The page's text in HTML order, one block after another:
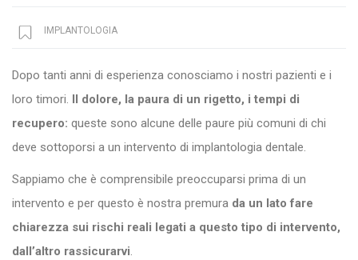
IMPLANTOLOGIA
Dopo tanti anni di esperienza conosciamo i nostri pazienti e i
loro timori. Il dolore, la paura di un rigetto, i tempi di
recupero: queste sono alcune delle paure più comuni di chi
deve sottoporsi a un intervento di implantologia dentale.
Sappiamo che è comprensibile preoccuparsi prima di un
intervento e per questo è nostra premura da un lato fare
chiarezza sui rischi reali legati a questo tipo di intervento,
dall’altro rassicurarvi.